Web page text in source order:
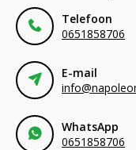
Telefoon
0651858706
E-mail
WhatsApp
0651858706